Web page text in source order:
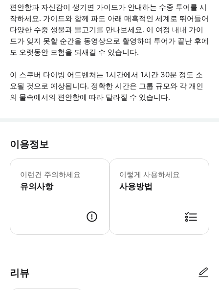
편안함과 자신감이 생기면 가이드가 안내하는 수중 투어를 시
작하세요. 가이드와 함께 파도 아래 매혹적인 세계로 뛰어들어
다양한 수중 생물과 물고기를 만나보세요. 이 여정 내내 가이
드가 잊지 못할 순간을 동영상으로 촬영하여 투어가 끝난 후에
도 오랫동안 모험을 되새길 수 있습니다.
이 스쿠버 다이빙 어드벤처는 1시간에서 1시간 30분 정도 소
요될 것으로 예상됩니다. 정확한 시간은 그룹 규모와 각 개인
의 물속에서의 편안함에 따라 달라질 수 있습니다.
이용정보
이런건 주의하세요
유의사항
모든 참가자는 투어 전에 의료 설문지
이렇게 사용하세요
사용방법
리뷰